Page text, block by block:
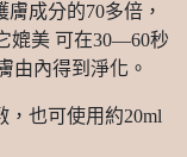
成分的70多倍，
媲美 可在30—60秒
由內得到淨化。
也可使用約20ml